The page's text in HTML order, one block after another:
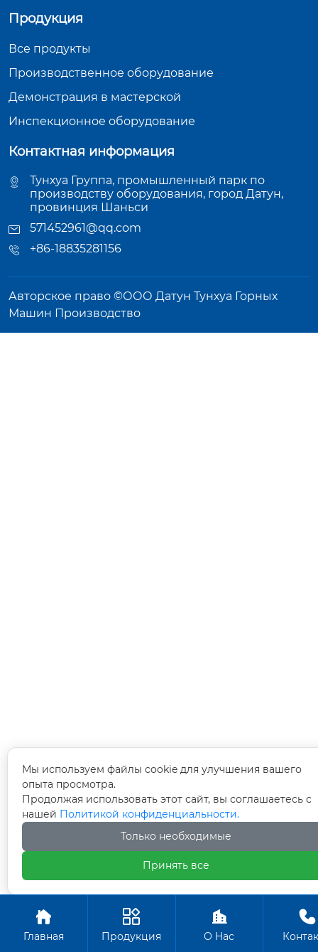
Продукция
Все продукты
Производственное оборудование
Демонстрация в мастерской
Инспекционное оборудование
Контактная информация
Тунхуа Группа, промышленный парк по
производству оборудования, город Датун,
провинция Шаньси
571452961@qq.com
+86-18835281156
Авторское право ©ООО Датун Тунхуа Горных
Машин Производство

Главная

Продукция

О Hас

Мы используем файлы cookie для улучшения вашего
опыта просмотра.
Продолжая использовать этот сайт, вы соглашаетесь с
нашей Политикой конфиденциальности.
Только необходимые
Принять все